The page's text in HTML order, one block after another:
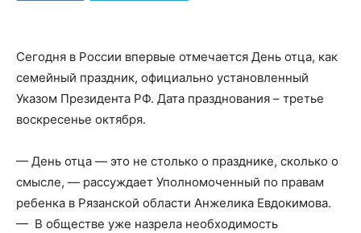
Сегодня в России впервые отмечается День отца, как
семейный праздник, официально установленный
Указом Президента РФ. Дата празднования – третье
воскресенье октября.
— День отца — это не столько о празднике, сколько о
смысле, — рассуждает Уполномоченный по правам
ребенка в Рязанской области Анжелика Евдокимова.
— В обществе уже назрела необходимость